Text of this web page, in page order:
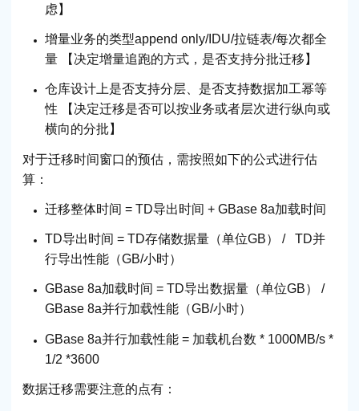
虑】
增量业务的类型append only/IDU/拉链表/每次都全
量 【决定增量追跑的方式，是否支持分批迁移】
仓库设计上是否支持分层、是否支持数据加工幂等
性 【决定迁移是否可以按业务或者层次进行纵向或
横向的分批】
对于迁移时间窗口的预估，需按照如下的公式进行估
算：
迁移整体时间 = TD导出时间 + GBase 8a加载时间
TD导出时间 = TD存储数据量（单位GB） / TD并
行导出性能（GB/小时）
GBase 8a加载时间 = TD导出数据量（单位GB） /
GBase 8a并行加载性能（GB/小时）
GBase 8a并行加载性能 = 加载机台数 * 1000MB/s *
1/2 *3600
数据迁移需要注意的点有：